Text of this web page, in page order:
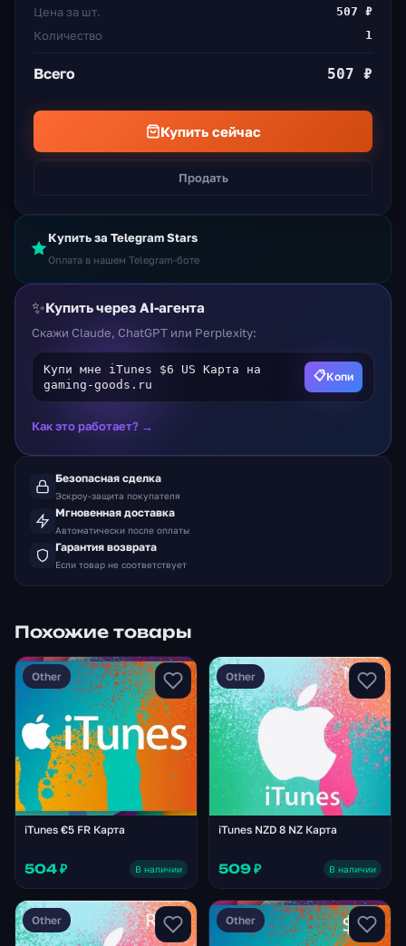
Цена за шт. 507 ₽
Количество 1
Всего 507 ₽
Купить сейчас
Продать
Купить за Telegram Stars
Оплата в нашем Telegram-боте
✨Купить через AI-агента
Скажи Claude, ChatGPT или Perplexity:
Купи мне iTunes $6 US Карта на
gaming-goods.ru
📋Копи
Как это работает? →
Безопасная сделка
Эскроу-защита покупателя
Мгновенная доставка
Автоматически после оплаты
Гарантия возврата
Если товар не соответствует
Похожие товары
Other
iTunes €5 FR Карта
504 ₽ В наличии
Other
iTunes NZD 8 NZ Карта
509 ₽ В наличии
Other Other